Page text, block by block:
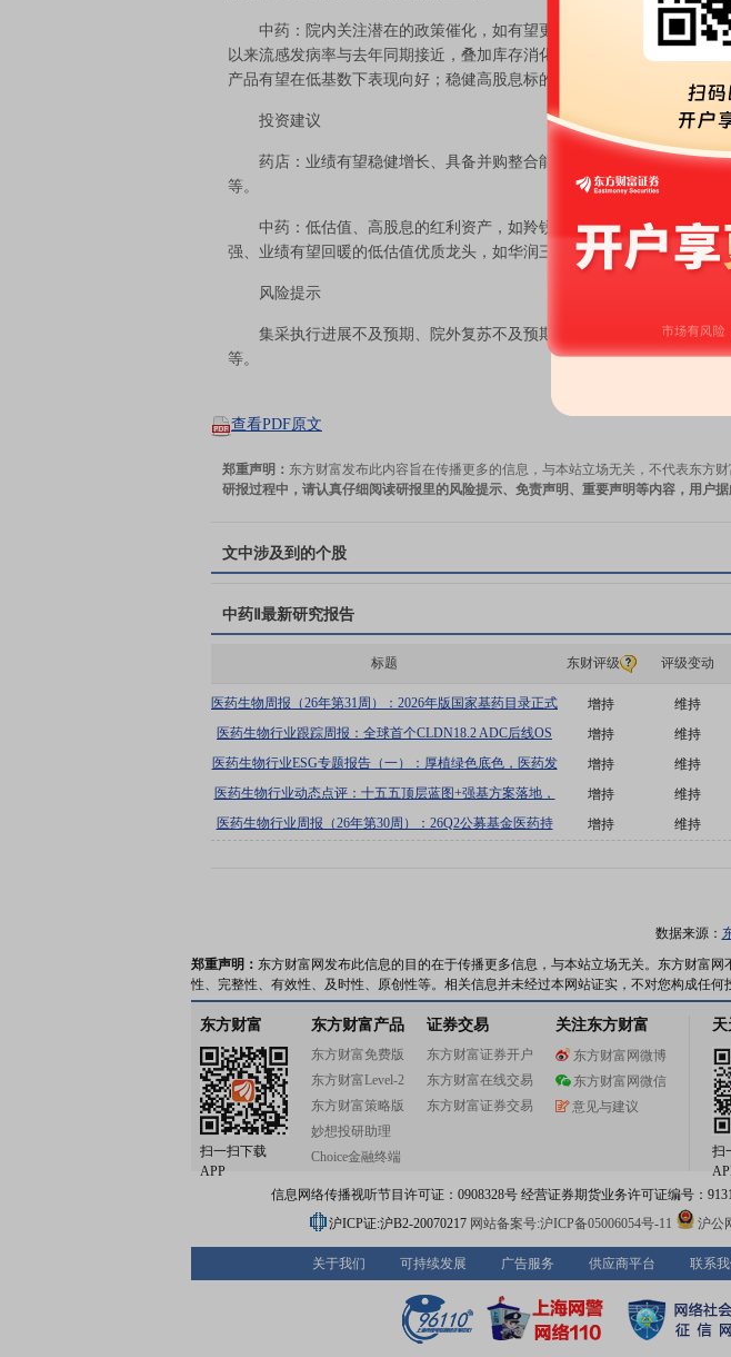
中药：院内关注潜在的政策催化，如有望更新的基药目录等；院外仍
以来流感发病率与去年同期接近，叠加库存消化、部分产品效期陆续结束
产品有望在低基数下表现向好；稳健高股息标的值得重视。
投资建议
药店：业绩有望稳健增长、具备并购整合能力、低估值的药店龙头，
等。
中药：低估值、高股息的红利资产，如羚锐制药、济川药业、东阿阿
强、业绩有望回暖的低估值优质龙头，如华润三九等；院内关注基药目
风险提示
集采执行进展不及预期、院外复苏不及预期、研发进展不及预期、并
等。
查看PDF原文
郑重声明： 东方财富发布此内容旨在传播更多的信息，与本站立场无关，不代表东方财
研报过程中，请认真仔细阅读研报里的风险提示、免责声明、重要声明等内容，用户据
文中涉及到的个股
中药Ⅱ 最新研究报告
标题 东财评级 评级变动
医药生物周报（26年第31周）：2026年版国家基药目录正式
增持 维持
医药生物行业跟踪周报：全球首个CLDN18.2 ADC后线OS
增持 维持
医药生物行业ESG专题报告（一）：厚植绿色底色，医药发
增持 维持
医药生物行业动态点评：十五五顶层蓝图+强基方案落地，
增持 维持
医药生物行业周报（26年第30周）：26Q2公募基金医药持
仓分析
增持 维持
数据来源：
郑重声明： 东方财富网发布此信息的目的在于传播更多信息，与本站立场无关。东方财富
性、完整性、有效性、及时性、原创性等。相关信息并未经过本网站证实，不对您构成任何
东方财富
扫一扫下载
APP
东方财富产品
东方财富免费版
东方财富Level-2
东方财富策略版
妙想投研助理
Choice金融终端
证券交易
东方财富证券开户
东方财富在线交易
东方财富证券交易
关注东方财富
东方财富网微博
东方财富网微信
意见与建议
扫
信息网络传播视听节目许可证：0908328号 经营证券期货业务许可证编号：
沪ICP证:沪B2-20070217 网站备案号:沪ICP备05006054号-11 沪公
关于我们 可持续发展 广告服务 供应商平台 联系